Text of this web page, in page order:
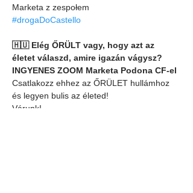
Marketa z zespołem
#drogaDoCastello
🇭🇺 Elég ŐRÜLT vagy, hogy azt az
életet válaszd, amire igazán vágysz?
INGYENES ZOOM Marketa Podona CF-el
Csatlakozz ehhez az ŐRÜLET hullámhoz
és legyen bulis az életed!
Várunk!